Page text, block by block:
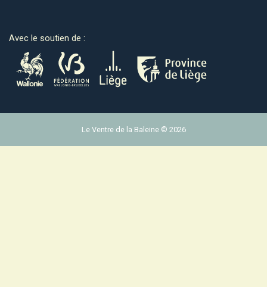
Avec le soutien de :
Le Ventre de la Baleine © 2026